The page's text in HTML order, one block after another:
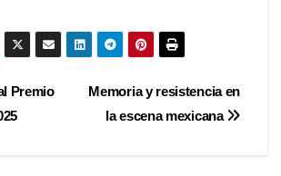
Memoria y resistencia en
la escena mexicana
Premio